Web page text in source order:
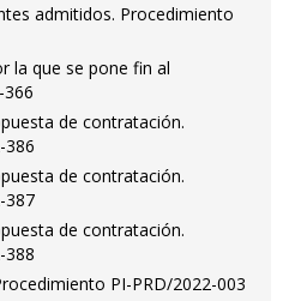
admitidos. Procedimiento
la que se pone fin al
de contratación.
386
de contratación.
387
de contratación.
388
PI-PRD/2022-003